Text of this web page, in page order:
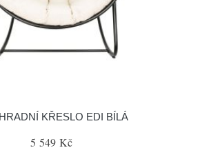
KŘESLO EDI BÍLÁ
5 549 Kč